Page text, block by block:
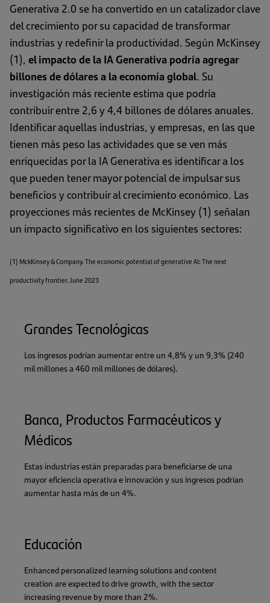
Generativa 2.0 se ha convertido en un catalizador clave
del crecimiento por su capacidad de transformar
industrias y redefinir la productividad. Según McKinsey
(1), el impacto de la IA Generativa podría agregar
billones de dólares a la economía global. Su
investigación más reciente estima que podría
contribuir entre 2,6 y 4,4 billones de dólares anuales.
Identificar aquellas industrias, y empresas, en las que
tienen más peso las actividades que se ven más
enriquecidas por la IA Generativa es identificar a los
que pueden tener mayor potencial de impulsar sus
beneficios y contribuir al crecimiento económico. Las
proyecciones más recientes de McKinsey (1) señalan
un impacto significativo en los siguientes sectores:
(1) MckKinsey & Company. The economic potential of generative AI: The next
productivity frontier. June 2023
Grandes Tecnológicas
Los ingresos podrían aumentar entre un 4,8% y un 9,3% (240
mil millones a 460 mil millones de dólares).
Banca, Productos Farmacéuticos y
Médicos
Estas industrias están preparadas para beneficiarse de una
mayor eficiencia operativa e innovación y sus ingresos podrían
aumentar hasta más de un 4%.
Educación
Enhanced personalized learning solutions and content
creation are expected to drive growth, with the sector
increasing revenue by more than 2%.